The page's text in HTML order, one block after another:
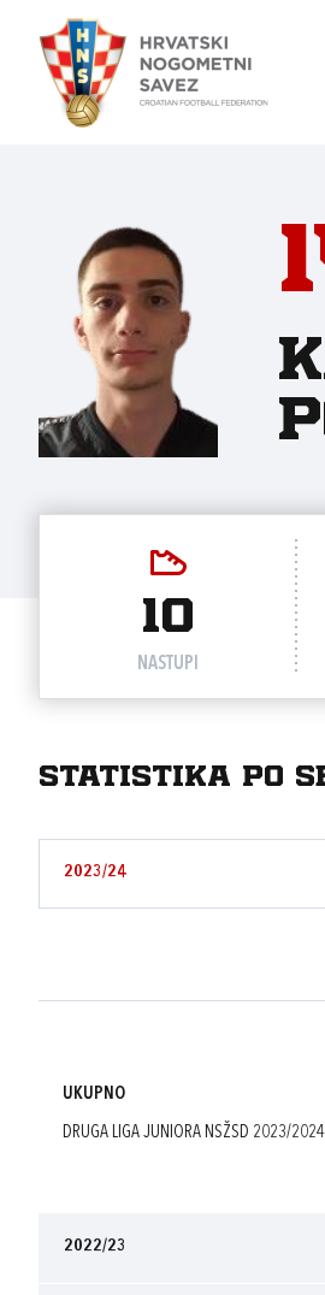
10
NASTUPI
Statistika po
2023/24
UKUPNO
DRUGA LIGA JUNIORA NSŽSD 2023/2024
2022/23